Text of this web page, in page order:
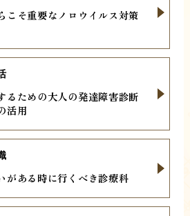
こそ重要なノロウイルス対策
るための大人の発達障害診断
活用
がある時に行くべき診療科